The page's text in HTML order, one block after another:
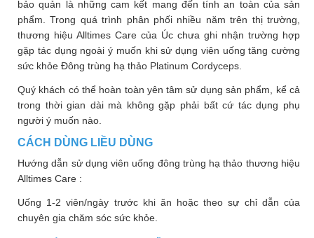
bảo quản là những cam kết mang đến tính an toàn của sản
phẩm. Trong quá trình phân phối nhiều năm trên thị trường,
thương hiệu Alltimes Care của Úc chưa ghi nhận trường hợp
gặp tác dụng ngoài ý muốn khi sử dụng viên uống tăng cường
sức khỏe Đông trùng hạ thảo Platinum Cordyceps.
Quý khách có thể hoàn toàn yên tâm sử dụng sản phẩm, kể cả
trong thời gian dài mà không gặp phải bất cứ tác dụng phụ
người ý muốn nào.
CÁCH DÙNG LIỀU DÙNG
Hướng dẫn sử dụng viên uống đông trùng hạ thảo thương hiệu
Alltimes Care :
Uống 1-2 viên/ngày trước khi ăn hoặc theo sự chỉ dẫn của
chuyên gia chăm sóc sức khỏe.